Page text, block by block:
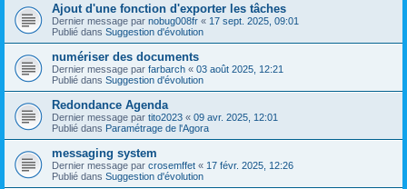
Ajout d'une fonction d'exporter les tâches
Dernier message par nobug008fr « 17 sept. 2025, 09:01
Publié dans Suggestion d'évolution
numériser des documents
Dernier message par farbarch « 03 août 2025, 12:21
Publié dans Suggestion d'évolution
Redondance Agenda
Dernier message par tito2023 « 09 avr. 2025, 12:01
Publié dans Paramétrage de l'Agora
messaging system
Dernier message par crosemffet « 17 févr. 2025, 12:26
Publié dans Suggestion d'évolution